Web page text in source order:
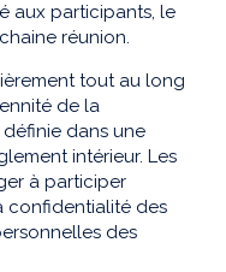
aux participants, le
réunion.
tout au long
de la
dans une
intérieur. Les
à participer
confidentialité des
des